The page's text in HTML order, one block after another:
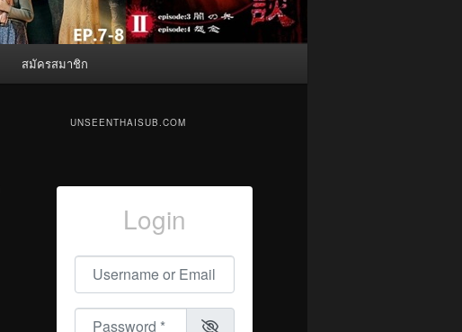
สมัครสมาชิก
UNSEENTHAISUB.COM
Login
Username or Email
Password